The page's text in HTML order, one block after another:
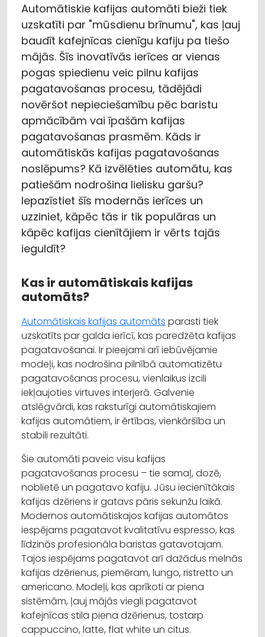
Automātiskie kafijas automāti bieži tiek
uzskatīti par "mūsdienu brīnumu", kas ļauj
baudīt kafejnīcas cienīgu kafiju pa tiešo
mājās. Šīs inovatīvās ierīces ar vienas
pogas spiedienu veic pilnu kafijas
pagatavošanas procesu, tādējādi
novēršot nepieciešamību pēc baristu
apmācībām vai īpašām kafijas
pagatavošanas prasmēm. Kāds ir
automātiskās kafijas pagatavošanas
noslēpums? Kā izvēlēties automātu, kas
patiešām nodrošina lielisku garšu?
Iepazīstiet šīs modernās ierīces un
uzziniet, kāpēc tās ir tik populāras un
kāpēc kafijas cienītājiem ir vērts tajās
ieguldīt?
Kas ir automātiskais kafijas
automāts?
Automātiskais kafijas automāts parasti tiek
uzskatīts par galda ierīcī, kas paredzēta kafijas
pagatavošanai. Ir pieejami arī iebūvējamie
modeļi, kas nodrošina pilnībā automatizētu
pagatavošanas procesu, vienlaikus izcili
iekļaujoties virtuves interjerā. Galvenie
atslēgvārdi, kas raksturīgi automātiskajiem
kafijas automātiem, ir ērtības, vienkāršība un
stabili rezultāti.
Šie automāti paveic visu kafijas
pagatavošanas procesu – tie samaļ, dozē,
noblietē un pagatavo kafiju. Jūsu iecienītākais
kafijas dzēriens ir gatavs pāris sekunžu laikā.
Modernos automātiskajos kafijas automātos
iespējams pagatavot kvalitatīvu espresso, kas
līdzinās profesionāla baristas gatavotajam.
Tajos iespējams pagatavot arī dažādus melnās
kafijas dzērienus, piemēram, lungo, ristretto un
americano. Modeļi, kas aprīkoti ar piena
sistēmām, ļauj mājās viegli pagatavot
kafejnīcas stila piena dzērienus, tostarp
cappuccino, latte, flat white un citus.